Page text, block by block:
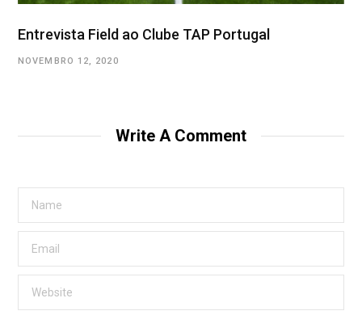
Entrevista Field ao Clube TAP Portugal
NOVEMBRO 12, 2020
Write A Comment